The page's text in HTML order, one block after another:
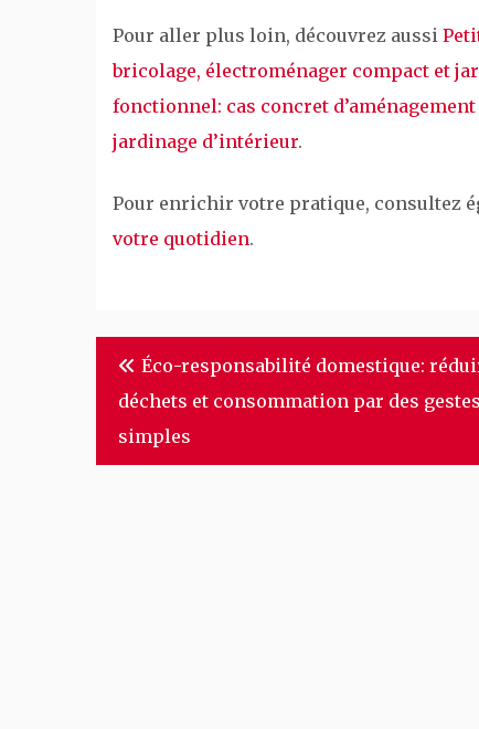
Pour aller plus loin, découvrez aussi
bricolage, électroménager compact et
fonctionnel: cas concret
jardinage d’intérieur.
Pour enrichir votre pratique, consultez
votre quotidien.
Navigation
l’article
Éco-responsabilité domestique:
déchets et consommation par des gestes
simples